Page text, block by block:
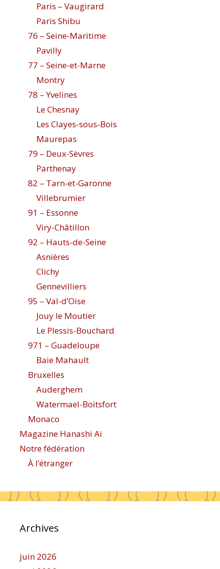
Paris – Vaugirard
Paris Shibu
76 – Seine-Maritime
Pavilly
77 – Seine-et-Marne
Montry
78 – Yvelines
Le Chesnay
Les Clayes-sous-Bois
Maurepas
79 – Deux-Sèvres
Parthenay
82 – Tarn-et-Garonne
Villebrumier
91 – Essonne
Viry-Châtillon
92 – Hauts-de-Seine
Asnières
Clichy
Gennevilliers
95 – Val-d’Oise
Jouy le Moutier
Le Plessis-Bouchard
971 – Guadeloupe
Baie Mahault
Bruxelles
Auderghem
Watermael-Boitsfort
Monaco
Magazine Hanashi Aï
Notre fédération
À l’étranger
Archives
juin 2026